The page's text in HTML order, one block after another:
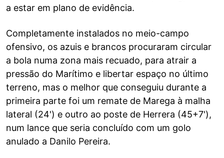
a estar em plano de evidência.
Completamente instalados no meio-campo
ofensivo, os azuis e brancos procuraram circular
a bola numa zona mais recuado, para atrair a
pressão do Marítimo e libertar espaço no último
terreno, mas o melhor que conseguiu durante a
primeira parte foi um remate de Marega à malha
lateral (24') e outro ao poste de Herrera (45+7'),
num lance que seria concluído com um golo
anulado a Danilo Pereira.